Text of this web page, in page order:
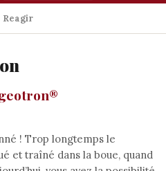
Reagir
! Trop longtemps le
et traîné dans la boue, quand